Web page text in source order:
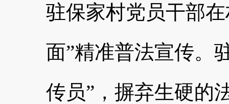
驻保家村党员干部
面”精准普法宣传。
传员”，摒弃生硬的